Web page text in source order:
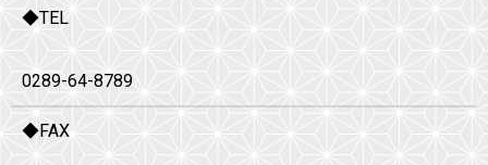
◆TEL
0289-64-8789
◆FAX